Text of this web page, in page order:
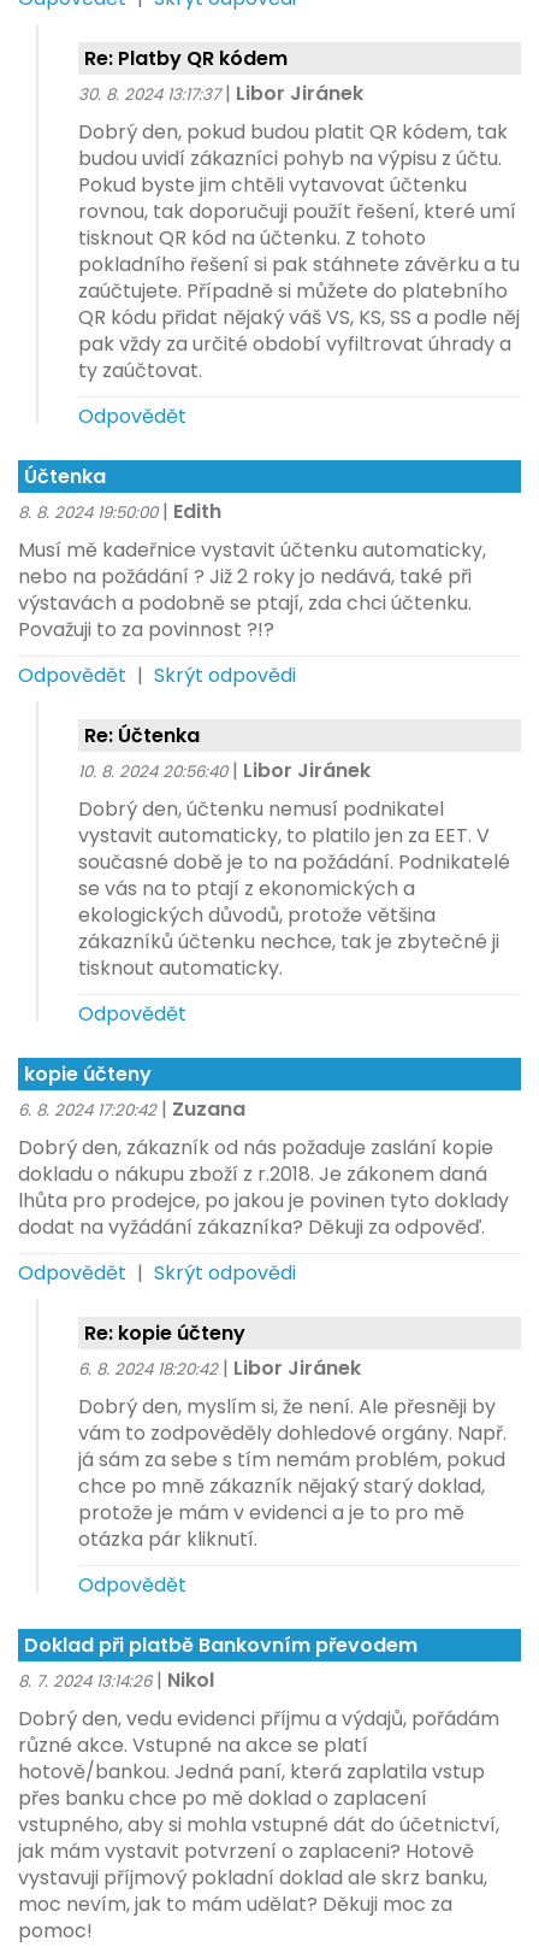
Re: Platby QR kódem
30. 8. 2024 13:17:37 | Libor Jiránek
Dobrý den, pokud budou platit QR kódem, tak
budou uvidí zákazníci pohyb na výpisu z účtu.
Pokud byste jim chtěli vytavovat účtenku
rovnou, tak doporučuji použít řešení, které umí
tisknout QR kód na účtenku. Z tohoto
pokladního řešení si pak stáhnete závěrku a tu
zaúčtujete. Případně si můžete do platebního
QR kódu přidat nějaký váš VS, KS, SS a podle něj
pak vždy za určité období vyfiltrovat úhrady a
ty zaúčtovat.
Odpovědět
Účtenka
8. 8. 2024 19:50:00 | Edith
Musí mě kadeřnice vystavit účtenku automaticky,
nebo na požádání ? Již 2 roky jo nedává, také při
výstavách a podobně se ptají, zda chci účtenku.
Považuji to za povinnost ?!?
Odpovědět | Skrýt odpovědi
Re: Účtenka
10. 8. 2024 20:56:40 | Libor Jiránek
Dobrý den, účtenku nemusí podnikatel
vystavit automaticky, to platilo jen za EET. V
současné době je to na požádání. Podnikatelé
se vás na to ptají z ekonomických a
ekologických důvodů, protože většina
zákazníků účtenku nechce, tak je zbytečné ji
tisknout automaticky.
Odpovědět
kopie účteny
6. 8. 2024 17:20:42 | Zuzana
Dobrý den, zákazník od nás požaduje zaslání kopie
dokladu o nákupu zboží z r.2018. Je zákonem daná
lhůta pro prodejce, po jakou je povinen tyto doklady
dodat na vyžádání zákazníka? Děkuji za odpověď.
Odpovědět | Skrýt odpovědi
Re: kopie účteny
6. 8. 2024 18:20:42 | Libor Jiránek
Dobrý den, myslím si, že není. Ale přesněji by
vám to zodpověděly dohledové orgány. Např.
já sám za sebe s tím nemám problém, pokud
chce po mně zákazník nějaký starý doklad,
protože je mám v evidenci a je to pro mě
otázka pár kliknutí.
Odpovědět
Doklad při platbě Bankovním převodem
8. 7. 2024 13:14:26 | Nikol
Dobrý den, vedu evidenci příjmu a výdajů, pořádám
různé akce. Vstupné na akce se platí
hotově/bankou. Jedná paní, která zaplatila vstup
přes banku chce po mě doklad o zaplacení
vstupného, aby si mohla vstupné dát do účetnictví,
jak mám vystavit potvrzení o zaplaceni? Hotově
vystavuji příjmový pokladní doklad ale skrz banku,
moc nevím, jak to mám udělat? Děkuji moc za
pomoc!